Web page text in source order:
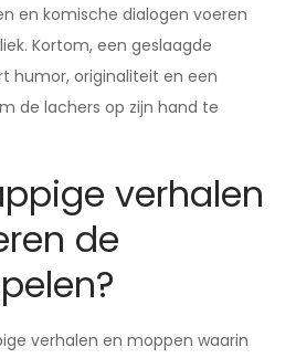
en komische dialogen voeren
Kortom, een geslaagde
humor, originaliteit en een
de lachers op zijn hand te
verhalen
de
verhalen en moppen waarin